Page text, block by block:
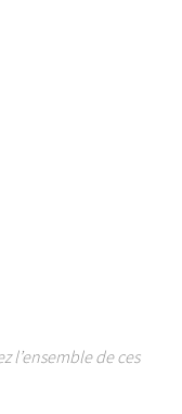
l’ensemble de ces